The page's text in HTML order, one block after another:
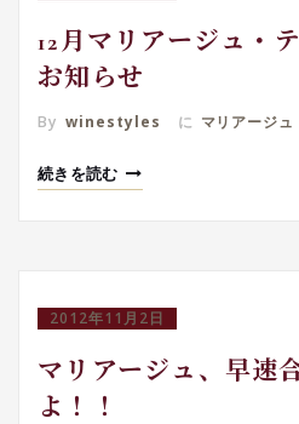
12月マリアージュ・
お知らせ
By winestyles に マリアージュ
続きを読む
2012年11月2日
マリアージュ、早速
よ！！